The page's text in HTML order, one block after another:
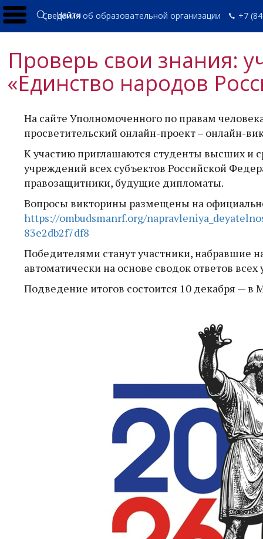
Найти
Сведения об образовательной организации +7
Проверь свои знания:
«Единство народов
На сайте Уполномоченного по правам
просветительский онлайн-проект – онлайн-
К участию приглашаются студенты высших и
учреждений всех субъектов Российской
правозащитники, будущие дипломаты.
Вопросы викторины размещены на
https://ombudsmanrf.org/
83e2db2f7df8
Победителями станут участники, набравшие
автоматически на основе сводок ответов всех
Подведение итогов состоится 10 декабря —